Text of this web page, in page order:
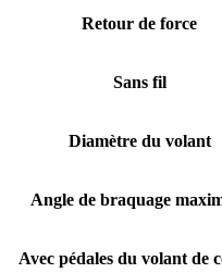
Retour de force
Sans fil
Diamètre du volant
Angle de braquage
Avec pédales du volant de